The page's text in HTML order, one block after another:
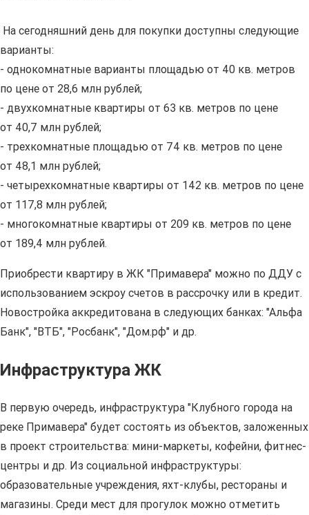
На сегодняшний день для покупки доступны следующие
варианты:
- однокомнатные варианты площадью от 40 кв. метров
по цене от 28,6 млн рублей;
- двухкомнатные квартиры от 63 кв. метров по цене
от 40,7 млн рублей;
- трехкомнатные площадью от 74 кв. метров по цене
от 48,1 млн рублей;
- четырехкомнатные квартиры от 142 кв. метров по цене
от 117,8 млн рублей;
- многокомнатные квартиры от 209 кв. метров по цене
от 189,4 млн рублей.
Приобрести квартиру в ЖК "Примавера" можно по ДДУ с
использованием эскроу счетов в рассрочку или в кредит.
Новостройка аккредитована в следующих банках: "Альфа
Банк", "ВТБ", "Росбанк", "Дом.рф" и др.
Инфраструктура ЖК
В первую очередь, инфраструктура "Клубного города на
реке Примавера" будет состоять из объектов, заложенных
в проект строительства: мини-маркеты, кофейни, фитнес-
центры и др. Из социальной инфраструктуры:
образовательные учреждения, яхт-клубы, рестораны и
магазины. Среди мест для прогулок можно отметить